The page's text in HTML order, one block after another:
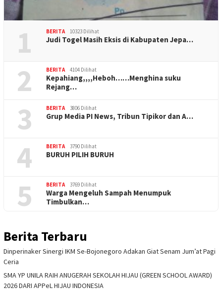
1 BERITA 10323 Dilihat
Judi Togel Masih Eksis di Kabupaten Jepa…
2 BERITA 4104 Dilihat
Kepahiang,,,,Heboh……Menghina suku
Rejang…
3 BERITA 3806 Dilihat
Grup Media PI News, Tribun Tipikor dan A…
4 BERITA 3790 Dilihat
BURUH PILIH BURUH
5 BERITA 3769 Dilihat
Warga Mengeluh Sampah Menumpuk
Timbulkan…
Berita Terbaru
Dinperinaker Sinergi IKM Se-Bojonegoro Adakan Giat Senam Jum’at Pagi
Ceria
SMA YP UNILA RAIH ANUGERAH SEKOLAH HIJAU (GREEN SCHOOL AWARD)
2026 DARI APPeL HIJAU INDONESIA